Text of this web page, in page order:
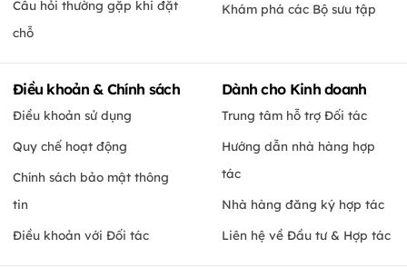
Câu hỏi thường gặp khi đặt
chỗ
Khám phá các Bộ sưu tập
Điều khoản & Chính sách
Điều khoản sử dụng
Quy chế hoạt động
Chính sách bảo mật thông
tin
Điều khoản với Đối tác
Dành cho Kinh doanh
Trung tâm hỗ trợ Đối tác
Hướng dẫn nhà hàng hợp
tác
Nhà hàng đăng ký hợp tác
Liên hệ về Đầu tư & Hợp tác